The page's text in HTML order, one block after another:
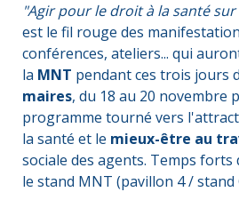
"Agir pour le droit à la santé
est le fil rouge des
conférences, ateliers... qui
la MNT pendant ces trois jours
maires, du 18 au 20 novembre
programme tourné vers
la santé et le mieux-être au
sociale des agents. Temps
le stand MNT (pavillon 4 / stand